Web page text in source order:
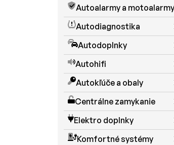
Autoalarmy a motoalarmy
Autodiagnostika
Autodoplnky
Autohifi
Autokľúče a obaly
Centrálne zamykanie
Elektro doplnky
Komfortné systémy